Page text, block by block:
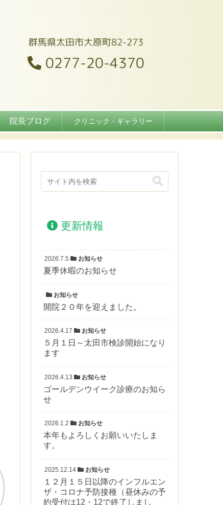
群馬県太田市大原町82-273
0277-20-4370
院長ブログ クリニック・ギャラリー
更新情報
2026.7.5 お知らせ
夏季休暇のお知らせ
お知らせ
開院２０年を迎えました。
2026.4.17 お知らせ
５月１日～太田市検診開始になり
ます
2026.4.13 お知らせ
ゴールデンウイーク診療のお知ら
せ
2026.1.2 お知らせ
本年もよろしくお願いいたしま
す。
2025.12.14 お知らせ
１２月１５日以降のインフルエン
ザ・コロナ予防接種（昼休みの予
約受付は12・12で終了しまし